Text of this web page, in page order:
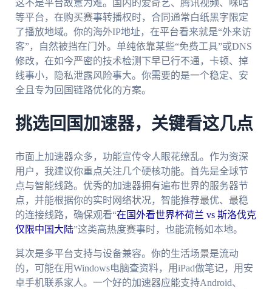
这不是平台故意为难。国内的爱奇艺、腾讯视频、咪咕
等平台，在购买赛事转播权时，合同通常白纸黑字限定
了播放地域。你的海外IP地址，在平台看来就是“外来访
客”，自然被挡在门外。单纯依靠某些“免费工具”或DNS
修改，在如今严密的技术检测下早已行不通，卡顿、掉
线事小，隐私泄露风险事大。你需要的是一个稳定、安
全且专为回国链路优化的方案。
挑选回国加速器，关键看这几点
市面上加速器众多，功能宣传令人眼花缭乱。作为资深
用户，我建议你重点关注几个硬核功能。首先是全球节
点与智能线路。优秀的加速器拥有遍布世界的服务器节
点，并能根据你的实时网络状况，智能推荐最优、最稳
的连接线路，确保观看“在国外看世界杯荷兰 vs 斯洛伐克
仅限中国大陆”这类高热度赛事时，也能流畅如本地。
其次是多平台支持与设备兼容。你的生活场景是流动
的，可能在用Windows电脑查资料，用iPad做笔记，用安
卓手机联系家人。一个好的加速器应能支持Android、